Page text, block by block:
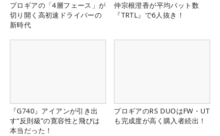
プロギアの「4層フェース」が
切り開く高初速ドライバーの
新時代
仲宗根澄香が平均パット数
『TRTL』で6人抜き！
『G740』アイアンが引き出
す“反則級”の寛容性と飛びは
本当だった！
プロギアのRS DUOはFW・UT
も完成度が高く購入者続出！